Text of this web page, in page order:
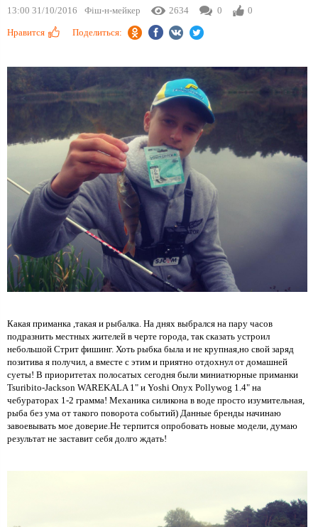
13:00 31/10/2016 Фіш-н-мейкер 2634 0 0
Нравится Поделиться:
Какая приманка ,такая и рыбалка. На днях выбрался на пару часов
подразнить местных жителей в черте города, так сказать устроил
небольшой Стрит фишинг. Хоть рыбка была и не крупная,но свой заряд
позитива я получил, а вместе с этим и приятно отдохнул от домашней
суеты! В приоритетах полосатых сегодня были миниатюрные приманки
Tsuribito-Jackson WAREKALA 1" и Yoshi Onyx Pollywog 1.4" на
чебураторах 1-2 грамма! Механика силикона в воде просто изумительная,
рыба без ума от такого поворота событий) Данные бренды начинаю
завоевывать мое доверие.Не терпится опробовать новые модели, думаю
результат не заставит себя долго ждать!